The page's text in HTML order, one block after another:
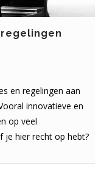
en regelingen aan
innovatieve en
op veel
je hier recht op hebt?